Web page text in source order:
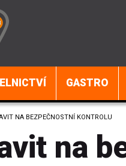
GASTRO
NA BEZPEČNOSTNÍ KONTROLU
na